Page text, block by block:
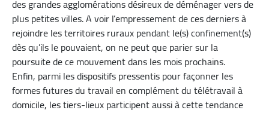
des grandes agglomérations désireux de déménager vers de
plus petites villes. A voir l’empressement de ces derniers à
rejoindre les territoires ruraux pendant le(s) confinement(s)
dès qu’ils le pouvaient, on ne peut que parier sur la
poursuite de ce mouvement dans les mois prochains.
Enfin, parmi les dispositifs pressentis pour façonner les
formes futures du travail en complément du télétravail à
domicile, les tiers-lieux participent aussi à cette tendance